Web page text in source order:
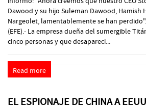
Dawood y su hijo Suleman Dawood, Hamish
Nargeolet, lamentablemente se han
(EFE).- La empresa dueña del sumergible
cinco personas y que desapareci...
Read more
EL ESPIONAJE DE CHINA A